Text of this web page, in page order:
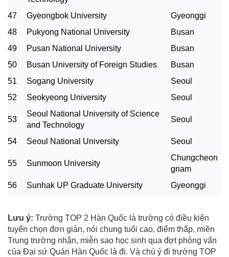
47 Gyeongbok University
Gyeonggi
48
Pukyong National University
Busan
49
Pusan National University
Busan
50
Busan University of Foreign Studies
Busan
51
Sogang University
Seoul
52
Seokyeong University Seoul
53
Seoul National University of Science
and Technology
Seoul
54 Seoul National University Seoul
55 Sunmoon University
Chungcheon
gnam
56
Sunhak UP Graduate University Gyeonggi
Lưu ý: Trường TOP 2 Hàn Quốc là trường có điều kiện
tuyển chọn đơn giản, nói chung tuổi cao, điểm thấp, miền
Trung trường nhận, miễn sao học sinh qua đợt phỏng vấn
của Đại sứ Quán Hàn Quốc là đi. Và chú ý đi trường TOP